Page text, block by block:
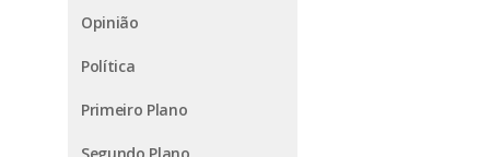
Opinião
Política
Primeiro Plano